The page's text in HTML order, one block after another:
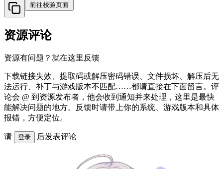
前往校验页面
资源评论
资源有问题？就在这里反馈
下载链接失效、提取码或解压密码错误、文件损坏、解压后无
法运行、补丁与游戏版本不匹配……都请直接在下面留言。评
论会 @ 到资源发布者，他会收到通知并来处理，这里是最快
能解决问题的地方。反馈时请带上你的系统、游戏版本和具体
报错，方便定位。
请 登录 后发表评论